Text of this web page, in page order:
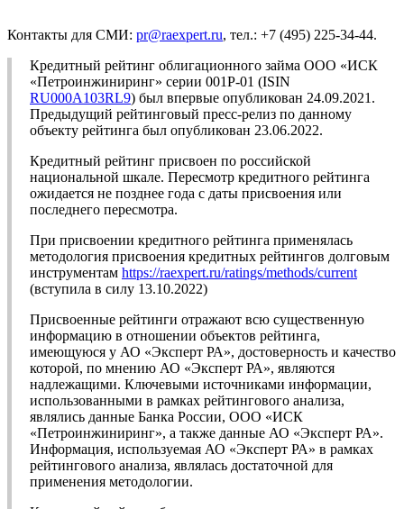
Контакты для СМИ: pr@raexpert.ru, тел.: +7 (495) 225-34-44.
Кредитный рейтинг облигационного займа ООО «ИСК
«Петроинжиниринг» серии 001Р-01 (ISIN
RU000A103RL9) был впервые опубликован 24.09.2021.
Предыдущий рейтинговый пресс-релиз по данному
объекту рейтинга был опубликован 23.06.2022.
Кредитный рейтинг присвоен по российской
национальной шкале. Пересмотр кредитного рейтинга
ожидается не позднее года с даты присвоения или
последнего пересмотра.
При присвоении кредитного рейтинга применялась
методология присвоения кредитных рейтингов долговым
инструментам https://raexpert.ru/ratings/methods/current
(вступила в силу 13.10.2022)
Присвоенные рейтинги отражают всю существенную
информацию в отношении объектов рейтинга,
имеющуюся у АО «Эксперт РА», достоверность и качество
которой, по мнению АО «Эксперт РА», являются
надлежащими. Ключевыми источниками информации,
использованными в рамках рейтингового анализа,
являлись данные Банка России, ООО «ИСК
«Петроинжиниринг», а также данные АО «Эксперт РА».
Информация, используемая АО «Эксперт РА» в рамках
рейтингового анализа, являлась достаточной для
применения методологии.